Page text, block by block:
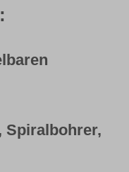
Spiralbohrer,